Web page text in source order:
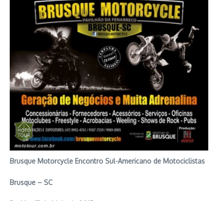
Brusque Motorcycle Encontro Sul-Americano de Motociclistas
Brusque – SC